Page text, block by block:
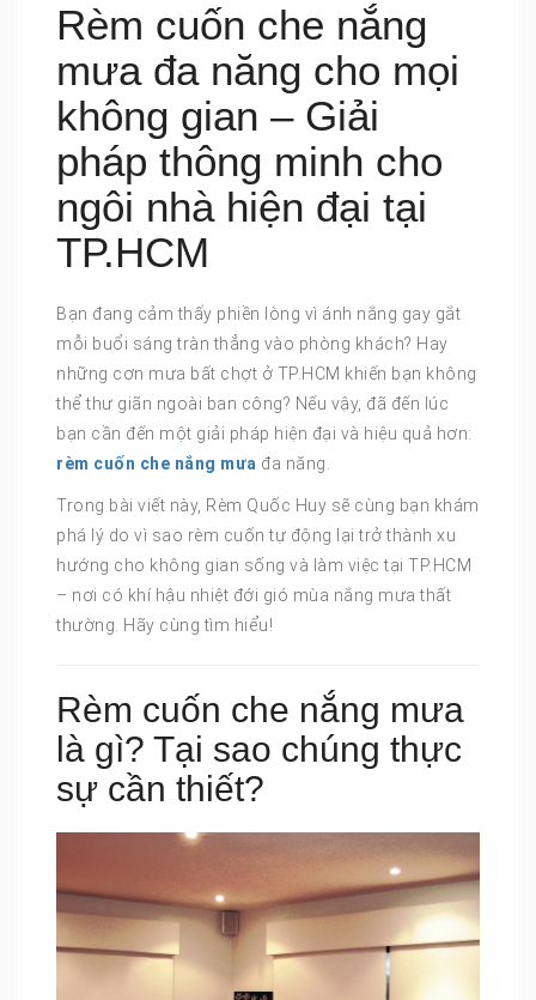
Rèm cuốn che nắng
mưa đa năng cho mọi
không gian – Giải
pháp thông minh cho
ngôi nhà hiện đại tại
TP.HCM
Bạn đang cảm thấy phiền lòng vì ánh nắng gay gắt
mỗi buổi sáng tràn thẳng vào phòng khách? Hay
những cơn mưa bất chợt ở TP.HCM khiến bạn không
thể thư giãn ngoài ban công? Nếu vậy, đã đến lúc
bạn cần đến một giải pháp hiện đại và hiệu quả hơn:
rèm cuốn che nắng mưa đa năng.
Trong bài viết này, Rèm Quốc Huy sẽ cùng bạn khám
phá lý do vì sao rèm cuốn tự động lại trở thành xu
hướng cho không gian sống và làm việc tại TP.HCM
– nơi có khí hậu nhiệt đới gió mùa nắng mưa thất
thường. Hãy cùng tìm hiểu!
Rèm cuốn che nắng mưa
là gì? Tại sao chúng thực
sự cần thiết?